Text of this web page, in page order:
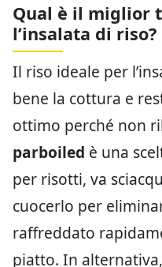
Qual è il miglior
l’insalata di riso?
Il riso ideale per
bene la cottura e
ottimo perché non
parboiled è una
per risotti, va
cuocerlo per
raffreddato
piatto. In